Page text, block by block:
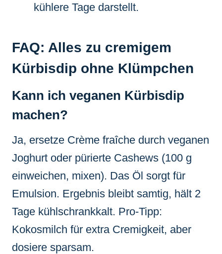
kühlere Tage darstellt.
FAQ: Alles zu cremigem
Kürbisdip ohne Klümpchen
Kann ich veganen Kürbisdip
machen?
Ja, ersetze Crème fraîche durch veganen
Joghurt oder pürierte Cashews (100 g
einweichen, mixen). Das Öl sorgt für
Emulsion. Ergebnis bleibt samtig, hält 2
Tage kühlschrankkalt. Pro-Tipp:
Kokosmilch für extra Cremigkeit, aber
dosiere sparsam.